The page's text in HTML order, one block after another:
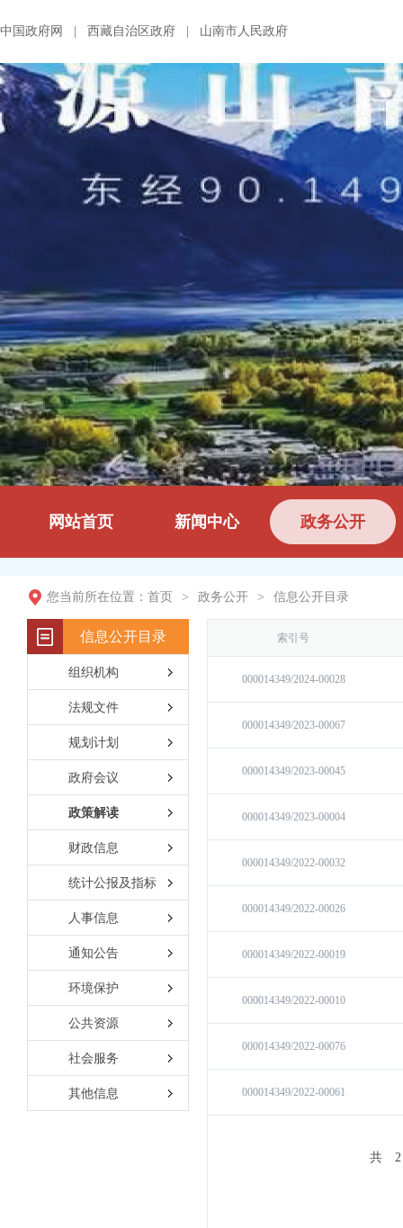
中国政府网 西藏自治区政府 山南市人民政府
网站首页 新闻中心 政务公开
您当前所在位置： 首页 > 政务公开 > 信息公开目录
信息公开目录
组织机构
法规文件
规划计划
政府会议
政策解读
财政信息
统计公报及指标
人事信息
通知公告
环境保护
公共资源
社会服务
其他信息